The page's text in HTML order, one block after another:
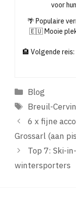
voor
🌴 Populaire
🇪🇺 Mooie
🏨 Volgende reis:
Categorieën
Blog
Tags
Breuil-
6 x fijne
Grossarl (aan
Top 7: Ski-
wintersporters